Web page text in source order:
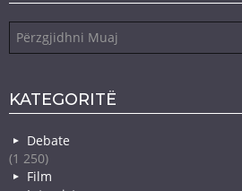
KATEGORITË
Debate
(1 250)
Film